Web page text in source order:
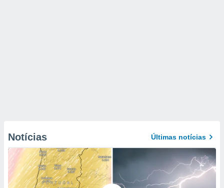
Notícias Últimas notícias